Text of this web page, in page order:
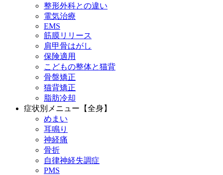
整形外科との違い
電気治療
EMS
筋膜リリース
肩甲骨はがし
保険適用
こどもの整体と猫背
骨盤矯正
猫背矯正
脂肪冷却
症状別メニュー【全身】
めまい
耳鳴り
神経痛
骨折
自律神経失調症
PMS